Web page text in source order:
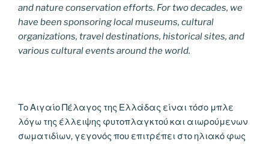
and nature conservation efforts. For two decades, we
have been sponsoring local museums, cultural
organizations, travel destinations, historical sites, and
various cultural events around the world.
Το Αιγαίο Πέλαγος της Ελλάδας είναι τόσο μπλε
λόγω της έλλειψης φυτοπλαγκτού και αιωρούμενων
σωματιδίων, γεγονός που επιτρέπει στο ηλιακό φως